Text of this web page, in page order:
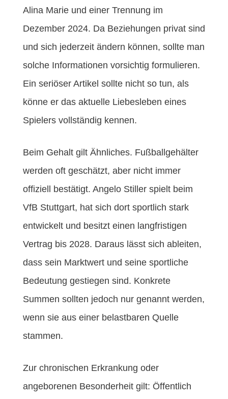
Alina Marie und einer Trennung im
Dezember 2024. Da Beziehungen privat sind
und sich jederzeit ändern können, sollte man
solche Informationen vorsichtig formulieren.
Ein seriöser Artikel sollte nicht so tun, als
könne er das aktuelle Liebesleben eines
Spielers vollständig kennen.
Beim Gehalt gilt Ähnliches. Fußballgehälter
werden oft geschätzt, aber nicht immer
offiziell bestätigt. Angelo Stiller spielt beim
VfB Stuttgart, hat sich dort sportlich stark
entwickelt und besitzt einen langfristigen
Vertrag bis 2028. Daraus lässt sich ableiten,
dass sein Marktwert und seine sportliche
Bedeutung gestiegen sind. Konkrete
Summen sollten jedoch nur genannt werden,
wenn sie aus einer belastbaren Quelle
stammen.
Zur chronischen Erkrankung oder
angeborenen Besonderheit gilt: Öffentlich